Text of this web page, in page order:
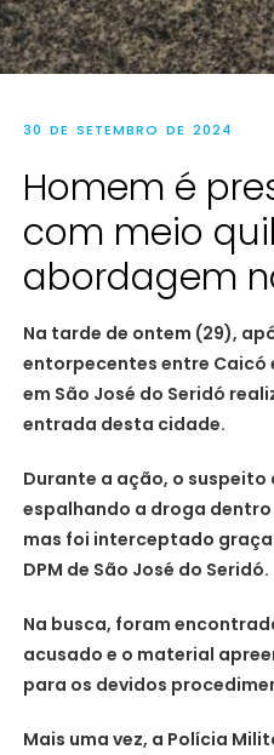
30 DE SETEMBRO DE 2024
Homem é
com meio
abordagem
Na tarde de ontem (29),
entorpecentes entre Caicó
em São José do Seridó
entrada desta cidade.
Durante a ação, o
espalhando a droga
mas foi interceptado
DPM de São José do Seridó.
Na busca, foram
acusado e o material
para os devidos
Mais uma vez, a Polícia